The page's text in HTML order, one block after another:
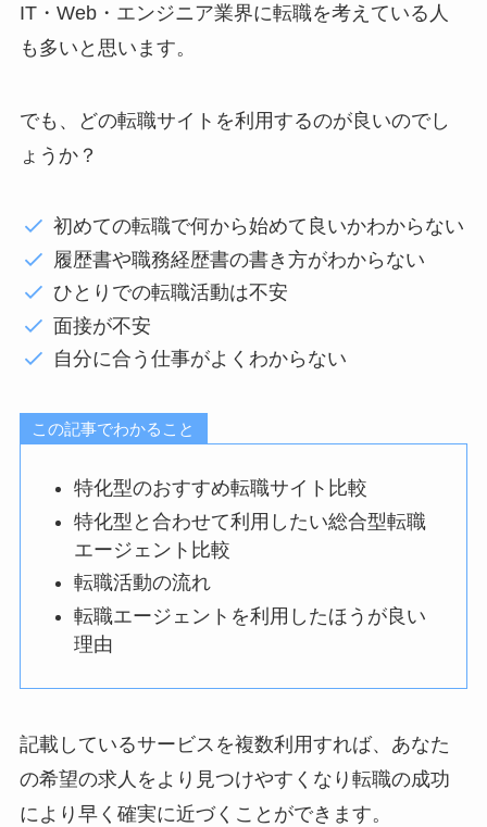
IT・Web・エンジニア業界に転職を考えている人
も多いと思います。
でも、どの転職サイトを利用するのが良いのでし
ょうか？
初めての転職で何から始めて良いかわからない
履歴書や職務経歴書の書き方がわからない
ひとりでの転職活動は不安
面接が不安
自分に合う仕事がよくわからない
この記事でわかること
特化型のおすすめ転職サイト比較
特化型と合わせて利用したい総合型転職
エージェント比較
転職活動の流れ
転職エージェントを利用したほうが良い
理由
記載しているサービスを複数利用すれば、あなた
の希望の求人をより見つけやすくなり転職の成功
により早く確実に近づくことができます。